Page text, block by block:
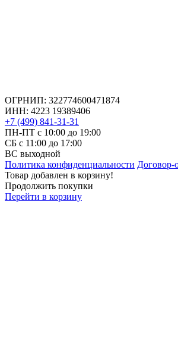
ОГРНИП: 322774600471874
ИНН: 4223 19389406
+7 (499) 841-31-31
ПН-ПТ с 10:00 до 19:00
СБ c 11:00 до 17:00
ВС выходной
Политика конфиденциальности Договор-
Товар добавлен в корзину!
Продолжить покупки
Перейти в корзину